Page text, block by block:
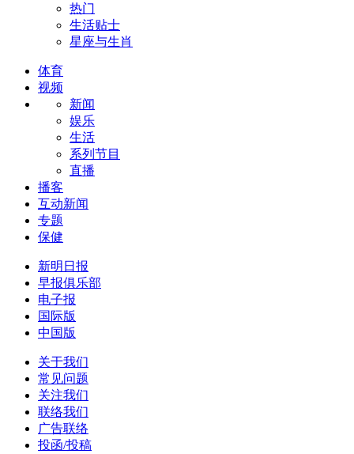
热门
生活贴士
星座与生肖
体育
视频
新闻
娱乐
生活
系列节目
直播
播客
互动新闻
专题
保健
新明日报
早报俱乐部
电子报
国际版
中国版
关于我们
常见问题
关注我们
联络我们
广告联络
投函/投稿